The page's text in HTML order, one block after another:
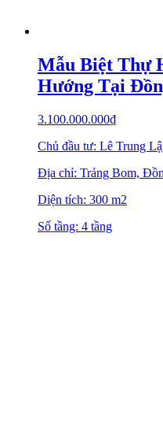
Mẫu Biệt Thự
Hướng Tại
3.100.000.000₫
Chủ đầu tư: Lê Trung
Địa chỉ: Trảng Bom,
Diện tích: 300 m2
Số tầng: 4 tầng